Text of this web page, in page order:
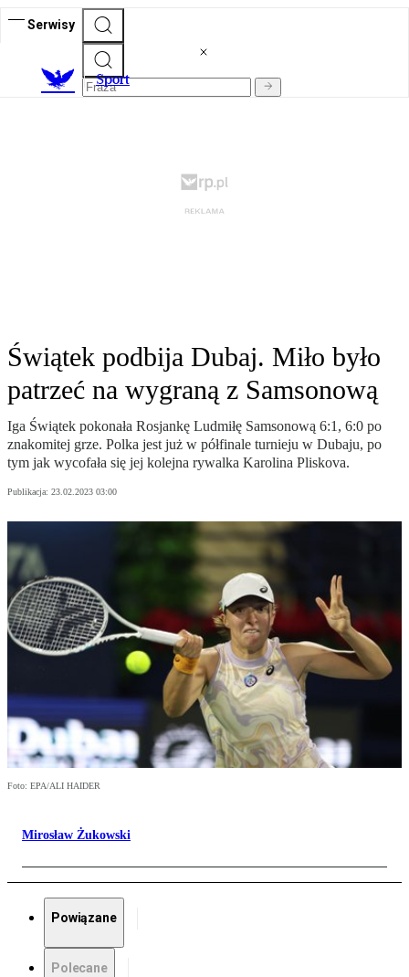
Serwisy
Sport
Świątek podbija Dubaj. Miło było
patrzeć na wygraną z Samsonową
Iga Świątek pokonała Rosjankę Ludmiłę Samsonową 6:1, 6:0 po
znakomitej grze. Polka jest już w półfinale turnieju w Dubaju, po
tym jak wycofała się jej kolejna rywalka Karolina Pliskova.
Publikacja: 23.02.2023 03:00
Foto: EPA/ALI HAIDER
Mirosław Żukowski
Powiązane
Polecane